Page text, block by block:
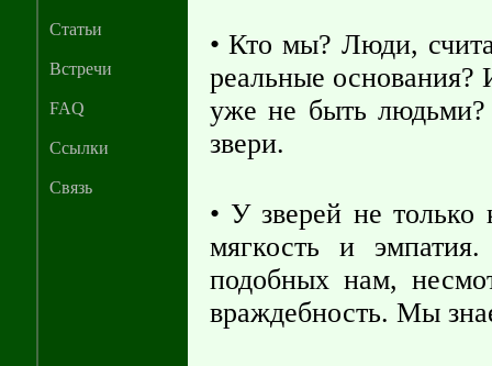
Статьи
Встречи
FAQ
Ссылки
Связь
• Кто мы? Люди,
реальные
уже не быть
звери.
• У зверей не
мягкость и
подобных нам,
враждебность. Мы